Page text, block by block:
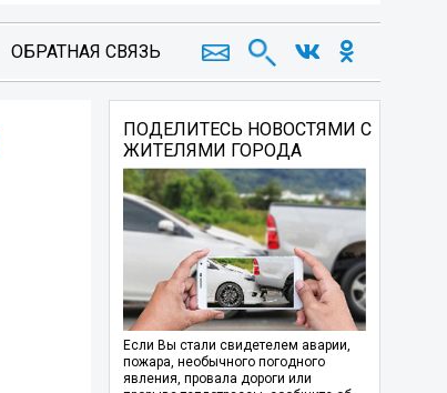
ОБРАТНАЯ СВЯЗЬ
ПОДЕЛИТЕСЬ НОВОСТЯМИ С
ЖИТЕЛЯМИ ГОРОДА
Если Вы стали свидетелем аварии,
пожара, необычного погодного
явления, провала дороги или